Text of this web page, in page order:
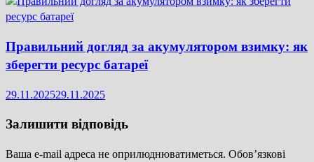
Правильний догляд за акумулятором взимку: як
зберегти ресурс батареї
29.11.202529.11.2025
Залишити відповідь
Ваша e-mail адреса не оприлюднюватиметься. Обов’язкові